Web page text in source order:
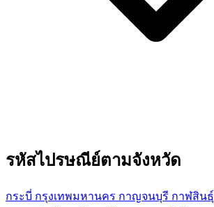
รหัสไปรษณีย์ตามจังหวัด
กระบี่ กรุงเทพมหานคร กาญจนบุรี กาฬสินธุ์